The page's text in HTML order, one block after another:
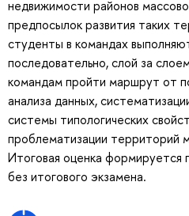
недвижимости районов
предпосылок развития таких
студенты в командах
последовательно, слой за
командам пройти маршрут от
анализа данных,
системы типологических
проблематизации территорий
Итоговая оценка формируется
без итогового экзамена.